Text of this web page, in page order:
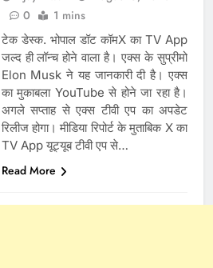
0
1 mins
टेक डेस्क. भोपाल डॉट कॉमX का TV App
जल्द ही लॉन्च होने वाला है। एक्स के सुप्रीमो
Elon Musk ने यह जानकारी दी है। एक्स
का मुकाबला YouTube से होने जा रहा है।
अगले सप्ताह से एक्स टीवी एप का अपडेट
रिलीज होगा। मीडिया रिपोर्ट के मुताबिक X का
TV App यूट्यूब टीवी एप से…
Read More